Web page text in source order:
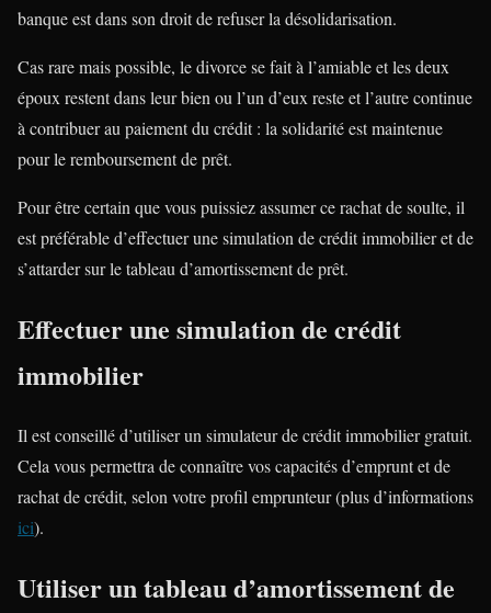
banque est dans son droit de refuser la désolidarisation.
Cas rare mais possible, le divorce se fait à l’amiable et les deux
époux restent dans leur bien ou l’un d’eux reste et l’autre continue
à contribuer au paiement du crédit : la solidarité est maintenue
pour le remboursement de prêt.
Pour être certain que vous puissiez assumer ce rachat de soulte, il
est préférable d’effectuer une simulation de crédit immobilier et de
s’attarder sur le tableau d’amortissement de prêt.
Effectuer une simulation de crédit
immobilier
Il est conseillé d’utiliser un simulateur de crédit immobilier gratuit.
Cela vous permettra de connaître vos capacités d’emprunt et de
rachat de crédit, selon votre profil emprunteur (plus d’informations
ici).
Utiliser un tableau d’amortissement de